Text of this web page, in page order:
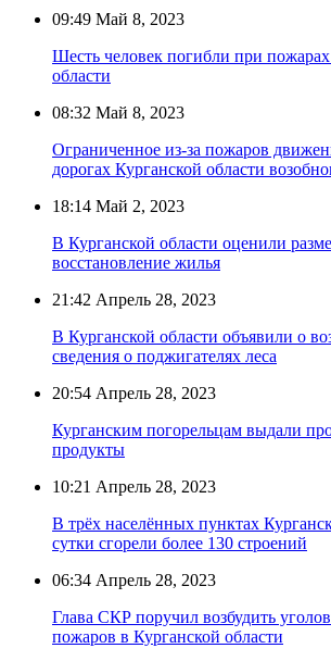
09:49 Май 8, 2023
Шесть человек погибли при
области
08:32 Май 8, 2023
Ограниченное из-за пожаров
дорогах Курганской области
18:14 Май 2, 2023
В Курганской области оценили
восстановление жилья
21:42 Апрель 28, 2023
В Курганской области объявили о
сведения о поджигателях леса
20:54 Апрель 28, 2023
Курганским погорельцам выдали
продукты
10:21 Апрель 28, 2023
В трёх населённых пунктах
сутки сгорели более 130 строений
06:34 Апрель 28, 2023
Глава СКР поручил возбудить
пожаров в Курганской области